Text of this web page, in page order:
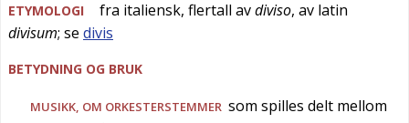
ETYMOLOGI fra italiensk, flertall avdiviso, av latin
divisum; se divis
BETYDNING OG BRUK
MUSIKK, OM ORKESTERSTEMMER som spilles delt mellom